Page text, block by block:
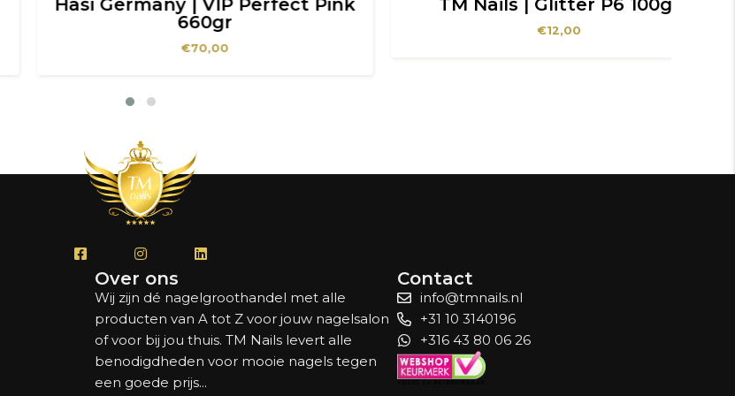
Hasi Germany | VIP Perfect Pink
TM Nails | Glitter P6 100gr
Over ons
Wij zijn dé nagelgroothandel met alle
producten van A tot Z voor jouw nagelsalon
of voor bij jou thuis. TM Nails levert alle
benodigdheden voor mooie nagels tegen
een goede prijs...
Contact
info@tmnails.nl
+31 10 3140196
+316 43 80 06 26